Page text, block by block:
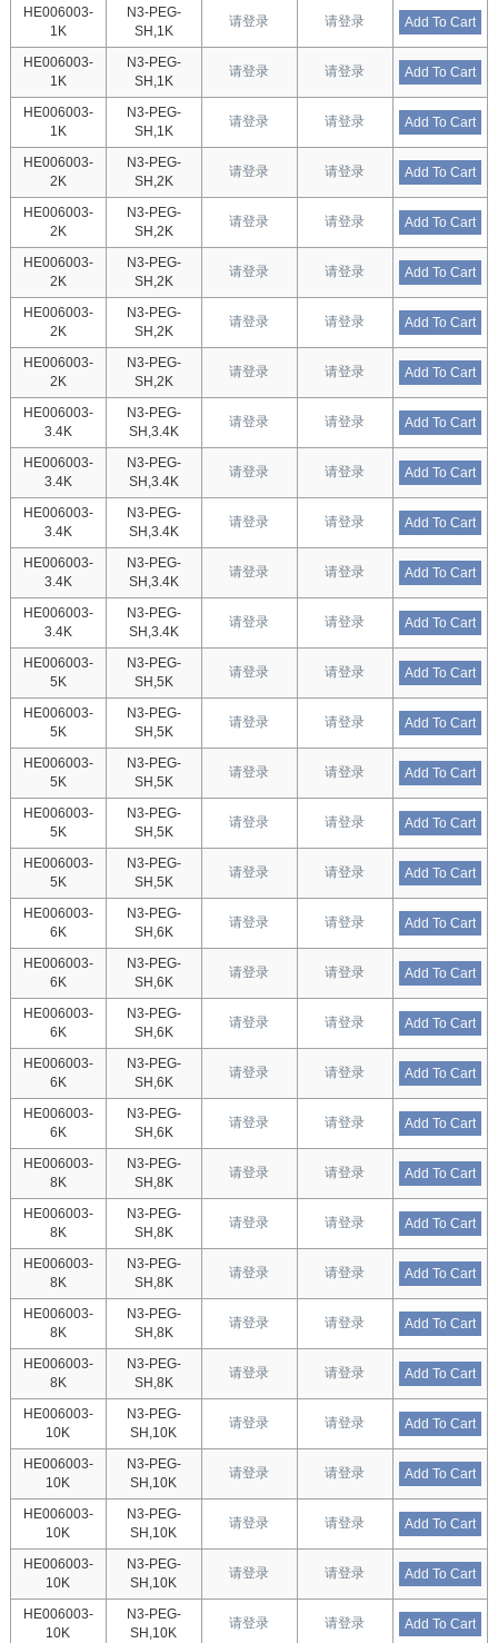
HE006003-
1K
N3-PEG-
SH,1K
请登录 请登录 Add To Cart
HE006003-
1K
N3-PEG-
SH,1K
请登录 请登录 Add To Cart
HE006003-
1K
N3-PEG-
SH,1K
请登录 请登录 Add To Cart
HE006003-
2K
N3-PEG-
SH,2K
请登录 请登录 Add To Cart
HE006003-
2K
N3-PEG-
SH,2K
请登录 请登录 Add To Cart
HE006003-
2K
N3-PEG-
SH,2K
请登录 请登录 Add To Cart
HE006003-
2K
N3-PEG-
SH,2K
请登录 请登录 Add To Cart
HE006003-
2K
N3-PEG-
SH,2K
请登录 请登录 Add To Cart
HE006003-
3.4K
N3-PEG-
SH,3.4K
请登录 请登录 Add To Cart
HE006003-
3.4K
N3-PEG-
SH,3.4K
请登录 请登录 Add To Cart
HE006003-
3.4K
N3-PEG-
SH,3.4K
请登录 请登录 Add To Cart
HE006003-
3.4K
N3-PEG-
SH,3.4K
请登录 请登录 Add To Cart
HE006003-
3.4K
N3-PEG-
SH,3.4K
请登录 请登录 Add To Cart
HE006003-
5K
N3-PEG-
SH,5K
请登录 请登录 Add To Cart
HE006003-
5K
N3-PEG-
SH,5K
请登录 请登录 Add To Cart
HE006003-
5K
N3-PEG-
SH,5K
请登录 请登录 Add To Cart
HE006003-
5K
N3-PEG-
SH,5K
请登录 请登录 Add To Cart
HE006003-
5K
N3-PEG-
SH,5K
请登录 请登录 Add To Cart
HE006003-
6K
N3-PEG-
SH,6K
请登录 请登录 Add To Cart
HE006003-
6K
N3-PEG-
SH,6K
请登录 请登录 Add To Cart
HE006003-
6K
N3-PEG-
SH,6K
请登录 请登录 Add To Cart
HE006003-
6K
N3-PEG-
SH,6K
请登录 请登录 Add To Cart
HE006003-
6K
N3-PEG-
SH,6K
请登录 请登录 Add To Cart
HE006003-
8K
N3-PEG-
SH,8K
请登录 请登录 Add To Cart
HE006003-
8K
N3-PEG-
SH,8K
请登录 请登录 Add To Cart
HE006003-
8K
N3-PEG-
SH,8K
请登录 请登录 Add To Cart
HE006003-
8K
N3-PEG-
SH,8K
请登录 请登录 Add To Cart
HE006003-
8K
N3-PEG-
SH,8K
请登录 请登录 Add To Cart
HE006003-
10K
N3-PEG-
SH,10K
请登录 请登录 Add To Cart
HE006003-
10K
N3-PEG-
SH,10K
请登录 请登录 Add To Cart
HE006003-
10K
N3-PEG-
SH,10K
请登录 请登录 Add To Cart
HE006003-
10K
N3-PEG-
SH,10K
请登录 请登录 Add To Cart
HE006003-
10K
N3-PEG-
SH,10K
请登录 请登录 Add To Cart